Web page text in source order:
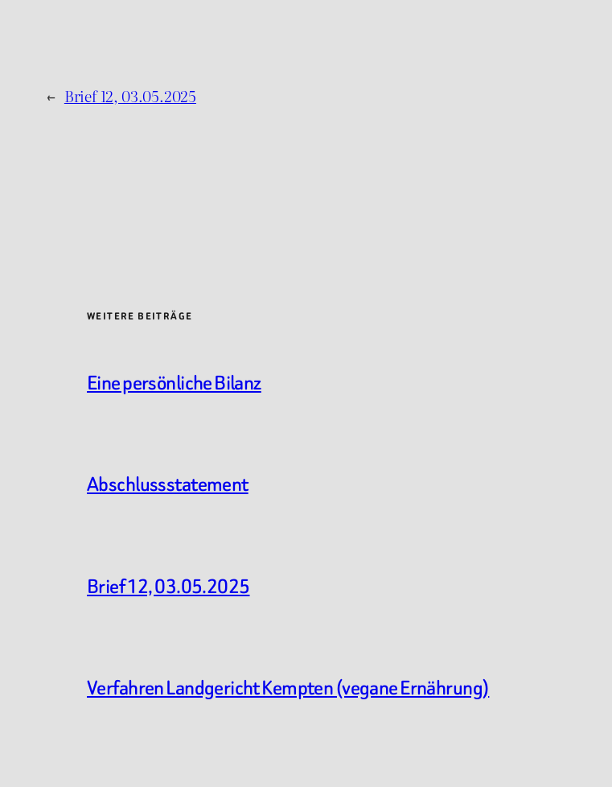
← Brief 12, 03.05.2025
WEITERE BEITRÄGE
Eine persönliche Bilanz
Abschlussstatement
Brief 12, 03.05.2025
Verfahren Landgericht Kempten (vegane Ernährung)